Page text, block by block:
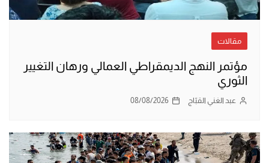
مقالات
مؤتمر النهج الديمقراطي العمالي ورهان التغيير
الثوري
عبد الغني القبّاج 08/08/2026